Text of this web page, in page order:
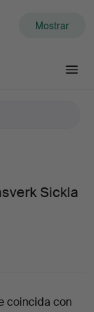
Mostrar
Sickla
coincida con